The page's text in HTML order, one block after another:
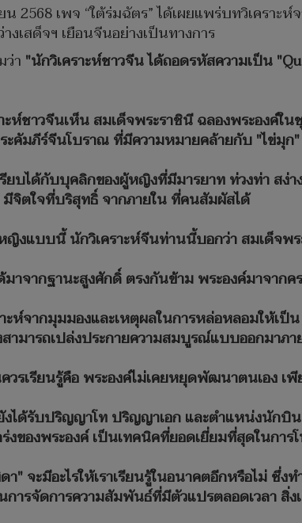
2568 เพจ “ใต้ร่มฉัตร” ได้เผยแพร่บทวิเครา
งเสด็จฯ เยือนจีนอย่างเป็นทางการ
ว่า "นักวิเคราะห์ชาวจีน ได้ถอดรหัสความเป็น
ะห์ชาวจีนเห็น สมเด็จพระราชินี ฉลองพระองค์ใ
ะคัมภีร์จีนโบราณ ที่มีความหมายคล้ายกับ "ไข่มุก"
ยบได้กับบุคลิกของผู้หญิงที่มีมารยาท ท่วงท่า สง่
มีจิตใจที่บริสุทธิ์ จากภายใน ที่คนสัมผัสได้
งแบบนี้ นักวิเคราะห์จีนท่านนี้บอกว่า สมเด็จพ
มาจากฐานะสูงศักดิ์ ตรงกันข้าม พระองค์มาจา
าะห์จากมุมมองและเหตุผลในการหล่อหลอมให้
ามารถเปล่งประกายความสมบูรณ์แบบออกมาภ
รเรียนรู้คือ พระองค์ไม่เคยหยุดพัฒนาตนเอง เพี
ได้รับปริญญาโท ปริญญาเอก และตำแหน่งนักบิ
งของพระองค์ เป็นเทคนิคที่ยอดเยี่ยมที่สุดในการ
" จะมีอะไรให้เราเรียนรู้ในอนาคตอีกหรือไม่ ซึ่
ารจัดการความสัมพันธ์ที่มีตัวแปรตลอดเวลา สิ่